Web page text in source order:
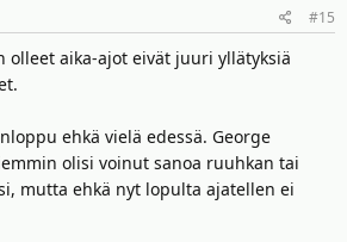
#15
olleet aika-ajot eivät juuri yllätyksiä
ehkä vielä edessä. George
olisi voinut sanoa ruuhkan tai
mutta ehkä nyt lopulta ajatellen ei